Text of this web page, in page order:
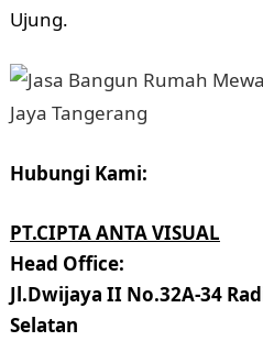
Ujung.
Hubungi Kami:
PT.CIPTA ANTA VISUAL
Head Office:
Jl.Dwijaya II No.32A-34
Selatan